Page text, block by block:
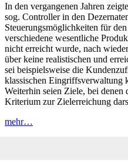
In den vergangenen Jahren
sog. Controller in den
Steuerungsmöglichkeiten für
verschiedene wesentliche
nicht erreicht wurde, nach
über keine realistischen und
sei beispielsweise die
klassischen Eingriffsverwaltung
Weiterhin seien Ziele, bei
Kriterium zur Zielerreichung
mehr…